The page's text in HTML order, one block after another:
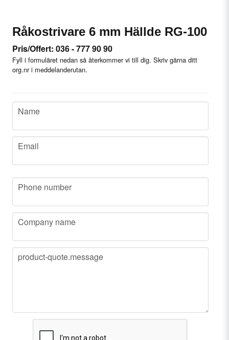
Råkostrivare 6 mm Hällde RG-100
Pris/Offert: 036 - 777 90 90
Fyll i formuläret nedan så återkommer vi till dig. Skriv gärna ditt
org.nr i meddelanderutan.
name
Name
email
Email
phone
Phone number
company
Company name
message
product-quote.message